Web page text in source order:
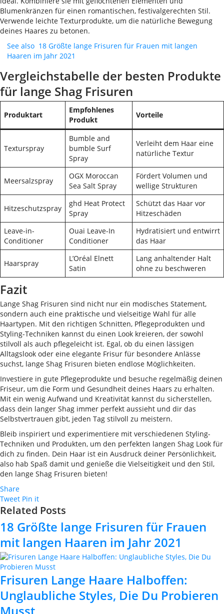
Blumenkränzen für einen romantischen, festivalgerechten Stil.
Verwende leichte Texturprodukte, um die natürliche Bewegung
deines Haares zu betonen.
See also 18 Größte lange Frisuren für Frauen mit langen
Haaren im Jahr 2021
Vergleichstabelle der besten Produkte
für lange Shag Frisuren
Produktart
Empfohlenes
Produkt
Vorteile
Texturspray
Bumble and
bumble Surf
Spray
Verleiht dem Haar eine
natürliche Textur
Meersalzspray
OGX Moroccan
Sea Salt Spray
Fördert Volumen und
wellige Strukturen
Hitzeschutzspray
ghd Heat Protect
Spray
Schützt das Haar vor
Hitzeschäden
Leave-in-
Conditioner
Ouai Leave-In
Conditioner
Hydratisiert und entwirrt
das Haar
Haarspray
L’Oréal Elnett
Satin
Lang anhaltender Halt
ohne zu beschweren
Fazit
Lange Shag Frisuren sind nicht nur ein modisches Statement,
sondern auch eine praktische und vielseitige Wahl für alle
Haartypen. Mit den richtigen Schnitten, Pflegeprodukten und
Styling-Techniken kannst du einen Look kreieren, der sowohl
stilvoll als auch pflegeleicht ist. Egal, ob du einen lässigen
Alltagslook oder eine elegante Frisur für besondere Anlässe
suchst, lange Shag Frisuren bieten endlose Möglichkeiten.
Investiere in gute Pflegeprodukte und besuche regelmäßig deinen
Friseur, um die Form und Gesundheit deines Haars zu erhalten.
Mit ein wenig Aufwand und Kreativität kannst du sicherstellen,
dass dein langer Shag immer perfekt aussieht und dir das
Selbstvertrauen gibt, jeden Tag stilvoll zu meistern.
Bleib inspiriert und experimentiere mit verschiedenen Styling-
Techniken und Produkten, um den perfekten langen Shag Look für
dich zu finden. Dein Haar ist ein Ausdruck deiner Persönlichkeit,
also hab Spaß damit und genieße die Vielseitigkeit und den Stil,
den lange Shag Frisuren bieten!
Share
Tweet Pin it
Related Posts
18 Größte lange Frisuren für Frauen
mit langen Haaren im Jahr 2021
Frisuren Lange Haare Halboffen:
Unglaubliche Styles, Die Du Probieren